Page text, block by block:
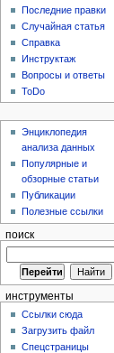
Последние правки
Случайная статья
Справка
Инструктаж
Вопросы и ответы
ToDo
Энциклопедия
анализа данных
Популярные и
обзорные статьи
Публикации
Полезные ссылки
поиск
инструменты
Ссылки сюда
Загрузить файл
Спецстраницы